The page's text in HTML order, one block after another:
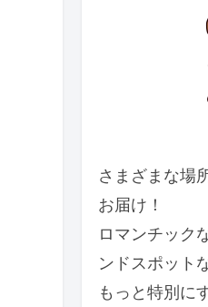
さまざまな場
お届け！
ロマンチック
ンドスポット
もっと特別に